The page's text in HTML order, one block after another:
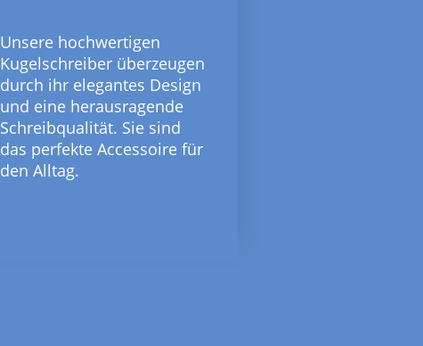
Unsere hochwertigen
Kugelschreiber überzeugen
durch ihr elegantes Design
und eine herausragende
Schreibqualität. Sie sind
das perfekte Accessoire für
den Alltag.